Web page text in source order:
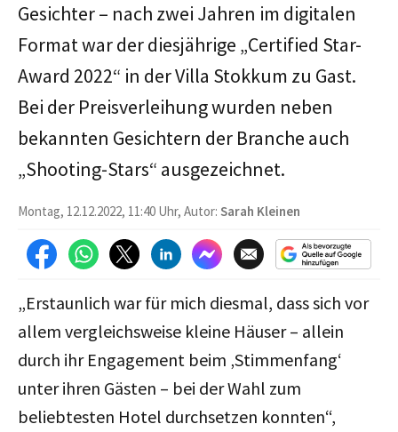
Gesichter – nach zwei Jahren im digitalen
Format war der diesjährige „Certified Star-
Award 2022“ in der Villa Stokkum zu Gast.
Bei der Preisverleihung wurden neben
bekannten Gesichtern der Branche auch
„Shooting-Stars“ ausgezeichnet.
Montag, 12.12.2022, 11:40 Uhr, Autor: Sarah Kleinen
„Erstaunlich war für mich diesmal, dass sich vor
allem vergleichsweise kleine Häuser – allein
durch ihr Engagement beim ‚Stimmenfang‘
unter ihren Gästen – bei der Wahl zum
beliebtesten Hotel durchsetzen konnten“,